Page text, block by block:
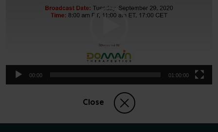
Close
Technology
00:00 01:00:00